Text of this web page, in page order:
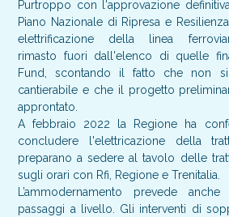
Purtroppo con l'approvazione
Piano Nazionale di Ripresa e
elettrificazione della linea
rimasto fuori dall'elenco di quelle
Fund, scontando il fatto che non
cantierabile e che il progetto
approntato.
A febbraio 2022 la Regione ha
concludere l'elettricazione della
preparano a sedere al tavolo delle
sugli orari con Rfi, Regione e Trenitalia.
L’ammodernamento prevede
passaggi a livello. Gli interventi di